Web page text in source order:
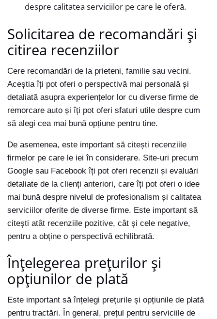
despre calitatea serviciilor pe care le oferă.
Solicitarea de recomandări și
citirea recenziilor
Cere recomandări de la prieteni, familie sau vecini.
Aceștia îți pot oferi o perspectivă mai personală și
detaliată asupra experiențelor lor cu diverse firme de
remorcare auto și îți pot oferi sfaturi utile despre cum
să alegi cea mai bună opțiune pentru tine.
De asemenea, este important să citești recenziile
firmelor pe care le iei în considerare. Site-uri precum
Google sau Facebook îți pot oferi recenzii și evaluări
detaliate de la clienți anteriori, care îți pot oferi o idee
mai bună despre nivelul de profesionalism și calitatea
serviciilor oferite de diverse firme. Este important să
citești atât recenziile pozitive, cât și cele negative,
pentru a obține o perspectivă echilibrată.
Înțelegerea prețurilor și
opțiunilor de plată
Este important să înțelegi prețurile și opțiunile de plată
pentru tractări. În general, prețul pentru serviciile de